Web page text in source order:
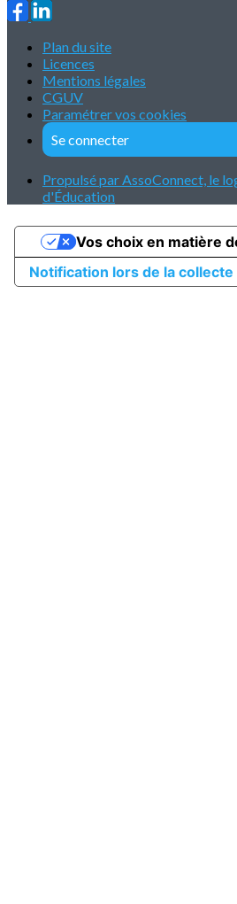
Plan du site
Licences
Mentions légales
CGUV
Paramétrer vos cookies
Se connecter
Propulsé par AssoConnect, le
d'Éducation
Notification lors de la collecte
Vos choix en matière